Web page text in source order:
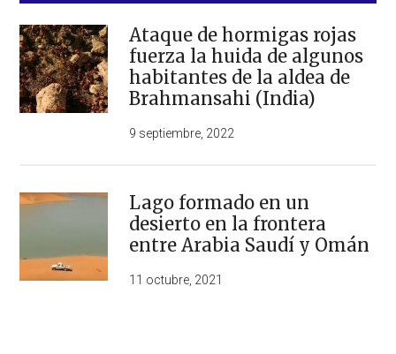
Ataque de hormigas rojas
fuerza la huida de algunos
habitantes de la aldea de
Brahmansahi (India)
9 septiembre, 2022
Lago formado en un
desierto en la frontera
entre Arabia Saudí y Omán
11 octubre, 2021